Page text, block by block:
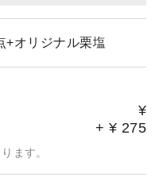
+オリジナル栗塩
¥
+ ¥ 275
ます。